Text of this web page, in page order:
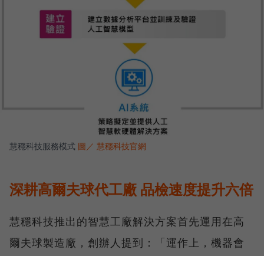
慧穩科技服務模式 圖／ 慧穩科技官網
深耕高爾夫球代工廠 品檢速度提升六倍
慧穩科技推出的智慧工廠解決方案首先運用在高
爾夫球製造廠，創辦人提到：「運作上，機器會